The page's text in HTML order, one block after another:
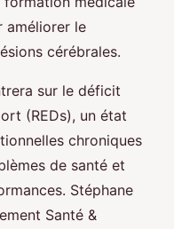
améliorer le
cérébrales.
sur le déficit
(REDs), un état
chroniques
de santé et
Stéphane
Santé &